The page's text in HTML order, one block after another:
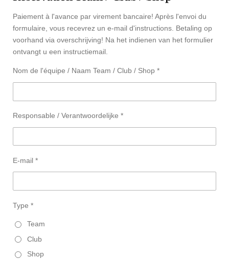
Paiement à l'avance par virement bancaire! Après l'envoi du
formulaire, vous recevrez un e-mail d'instructions. Betaling op
voorhand via overschrijving! Na het indienen van het formulier
ontvangt u een instructiemail.
Nom de l'équipe / Naam Team / Club / Shop *
Responsable / Verantwoordelijke *
E-mail *
Type *
Team
Club
Shop